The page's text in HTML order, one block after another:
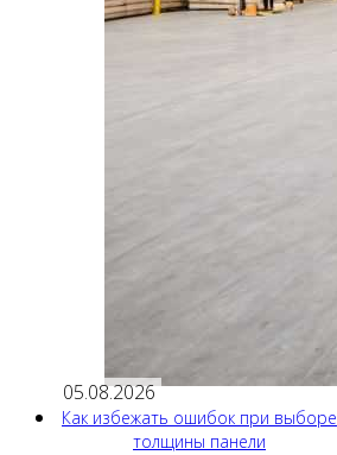
05.08.2026
Как избежать ошибок при выборе
толщины панели